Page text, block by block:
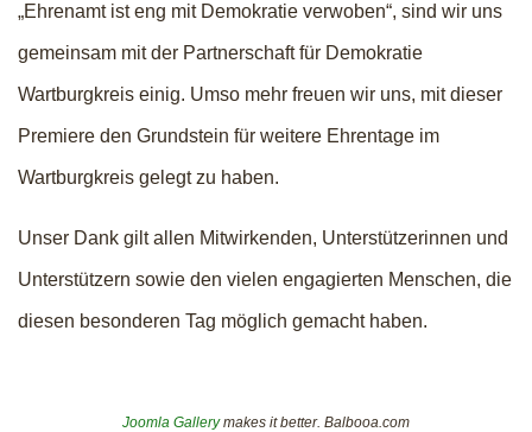
„Ehrenamt ist eng mit Demokratie verwoben“, sind wir uns
gemeinsam mit der Partnerschaft für Demokratie
Wartburgkreis einig. Umso mehr freuen wir uns, mit dieser
Premiere den Grundstein für weitere Ehrentage im
Wartburgkreis gelegt zu haben.
Unser Dank gilt allen Mitwirkenden, Unterstützerinnen und
Unterstützern sowie den vielen engagierten Menschen, die
diesen besonderen Tag möglich gemacht haben.
Joomla Gallerymakes it better. Balbooa.com